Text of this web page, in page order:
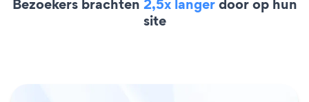
Bezoekers brachten 2,5x langerdoor op hun
site